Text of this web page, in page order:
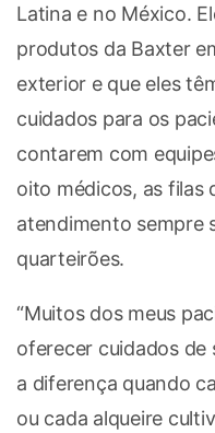
Latina e no México.
produtos da Baxter
exterior e que eles
cuidados para os
contarem com
oito médicos, as filas
atendimento sempre
quarteirões.
“Muitos dos meus
oferecer cuidados de
a diferença quando
ou cada alqueire